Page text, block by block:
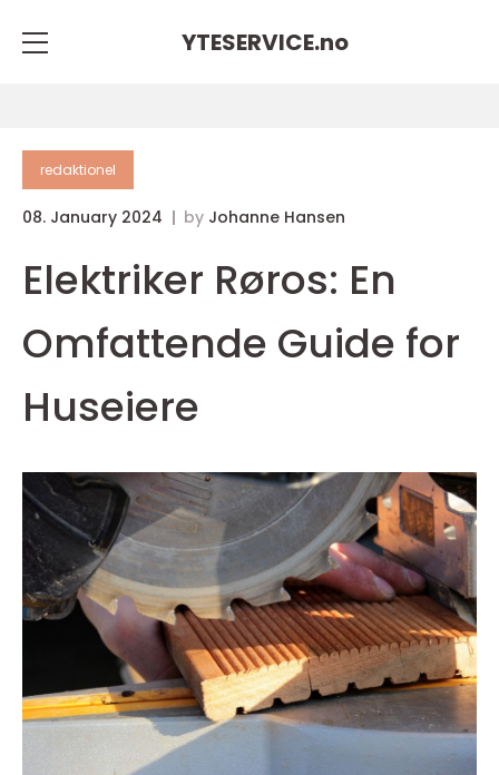
YTESERVICE.no
redaktionel
08. January 2024 by Johanne Hansen
Elektriker Røros: En
Omfattende Guide for
Huseiere